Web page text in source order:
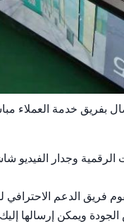
بفريق خدمة العملاء